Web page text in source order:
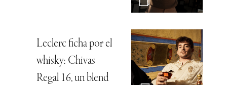
Leclerc ficha por el
whisky: Chivas
Regal 16, un blend